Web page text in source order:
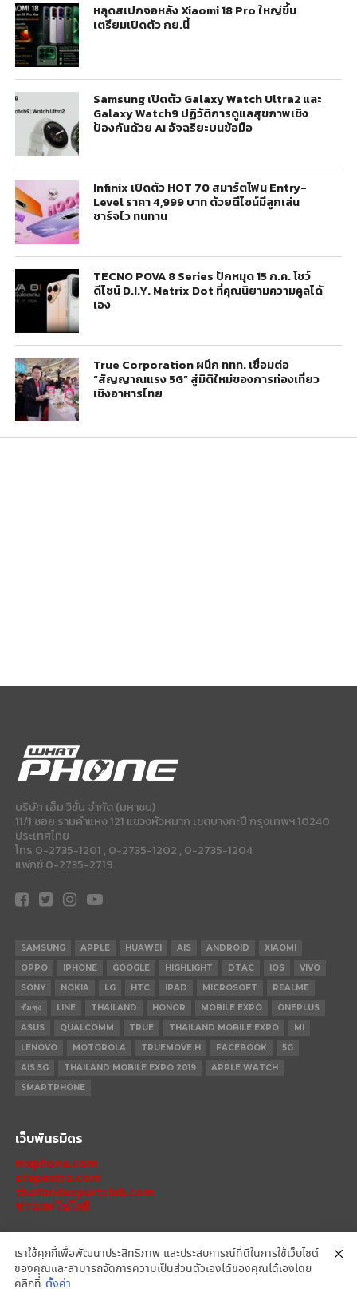
หลุดสเปกจอหลัง Xiaomi 18 Pro ใหญ่ขึ้น
เตรียมเปิดตัว กย.นี้
Samsung เปิดตัว Galaxy Watch Ultra2 และ
Galaxy Watch9 ปฏิวัติการดูแลสุขภาพเชิง
ป้องกันด้วย AI อัจฉริยะบนข้อมือ
Infinix เปิดตัว HOT 70 สมาร์ตโฟน Entry-
Level ราคา 4,999 บาท ด้วยดีไซน์มีลูกเล่น
ชาร์จไว ทนทาน
TECNO POVA 8 Series ปักหมุด 15 ก.ค. โชว์
ดีไซน์ D.I.Y. Matrix Dot ที่คุณนิยามความคูลได้
เอง
True Corporation ผนึก ททท. เชื่อมต่อ
“สัญญาณแรง 5G” สู่มิติใหม่ของการท่องเที่ยว
เชิงอาหารไทย
บริษัท เอ็ม วิชั่น จำกัด (มหาชน)
11/1 ซอย รามคำแหง 121 แขวงหัวหมาก เขตบางกะปี กรุงเทพฯ 10240
ประเทศไทย
โทร 0-2735-1201 , 0-2735-1202 , 0-2735-1204
แฟกซ์ 0-2735-2719.
SAMSUNG APPLE HUAWEI AIS ANDROID
XIAOMI
OPPO
IPHONE GOOGLE HIGHLIGHT DTAC IOS
VIVO
SONY
NOKIA LG HTC IPAD MICROSOFT
REALME
ซัมซุง
LINE THAILAND HONOR MOBILE EXPO
ONEPLUS
ASUS
QUALCOMM TRUE THAILAND MOBILE EXPO
MI
LENOVO
MOTOROLA TRUEMOVE H FACEBOOK
5G
AIS 5G
THAILAND MOBILE EXPO 2019
APPLE WATCH
SMARTPHONE
เว็บพันธมิตร
mxphone.com
stepextra.com
thailandesportclub.com
ข่าวเทคโนโลยี
IPHONE 14 PRO
เราใช้คุกกี้เพื่อพัฒนาประสิทธิภาพ และประสบการณ์ที่ดีในการใช้เว็บไซต์
ของคุณและสามารถจัดการความเป็นส่วนตัวเองได้ของคุณได้เองโดย
คลิกที่ ตั้งค่า